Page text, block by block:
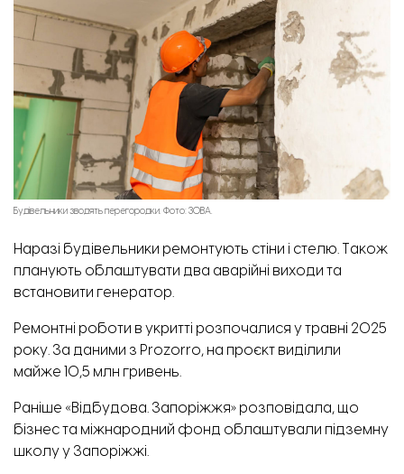
Будівельники зводять перегородки. Фото: ЗОВА.
Наразі будівельники ремонтують стіни і стелю. Також
планують облаштувати два аварійні виходи та
встановити генератор.
Ремонтні роботи в укритті розпочалися у травні 2025
року. За даними з Prozorro, на проєкт виділили
майже 10,5 млн гривень.
Раніше «Відбудова. Запоріжжя» розповідала, що
бізнес та міжнародний фонд облаштували підземну
школуу Запоріжжі.